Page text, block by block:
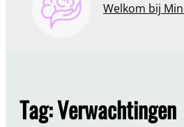
Welkom bij
Tag:Verwachtingen